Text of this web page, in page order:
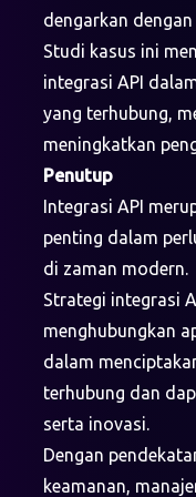
dengarkan
Studi kasus ini
integrasi API
yang terhubung,
meningkatkan
Penutup
Integrasi API
penting dalam
di zaman modern.
Strategi integrasi
menghubungkan
dalam
terhubung dan
serta inovasi.
Dengan
keamanan,